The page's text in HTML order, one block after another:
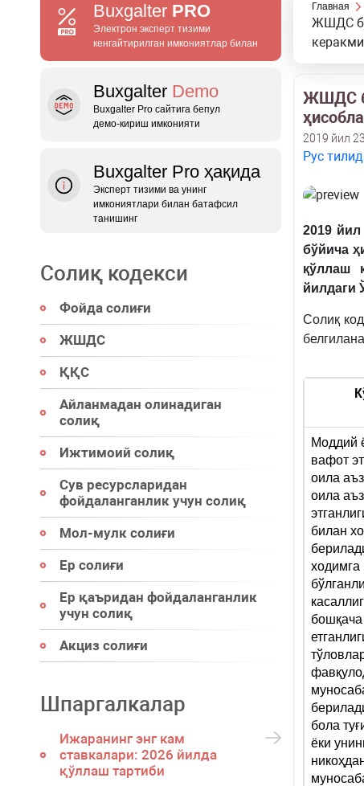
Buxgalter PRO
Электрон эксперт тизими
кенгайтирилган имкониятлар билан
Buxgalter Demo
Buxgalter Pro сайтига бепул
демо‑кириш имконияти
Buxgalter Pro ҳақида
Эксперт тизими ва унинг
имкониятлари билан батафсил
танишинг
Солиқ кодекси
Фойда солиғи
ЖШДС
ҚҚС
Айланмадан олинадиган
солиқ
Ижтимоий солиқ
Сув ресурсларидан
фойдаланганлик учун солиқ
Мол-мулк солиғи
Ер солиғи
Ер қаъридан фойдаланганлик
учун солиқ
Акциз солиғи
Шпаргалкалар
Ижаранинг энг кам
ставкалари: 2026 йилда
қўллаш тартиби
Главная
ЖШДС
ЖШДС
2019 йил
Рус
2019
бўйича
қўллаш
йилдаги
Солиқ
Моддий
вафот
оила
оила
билан
ходимга
бола
ёки